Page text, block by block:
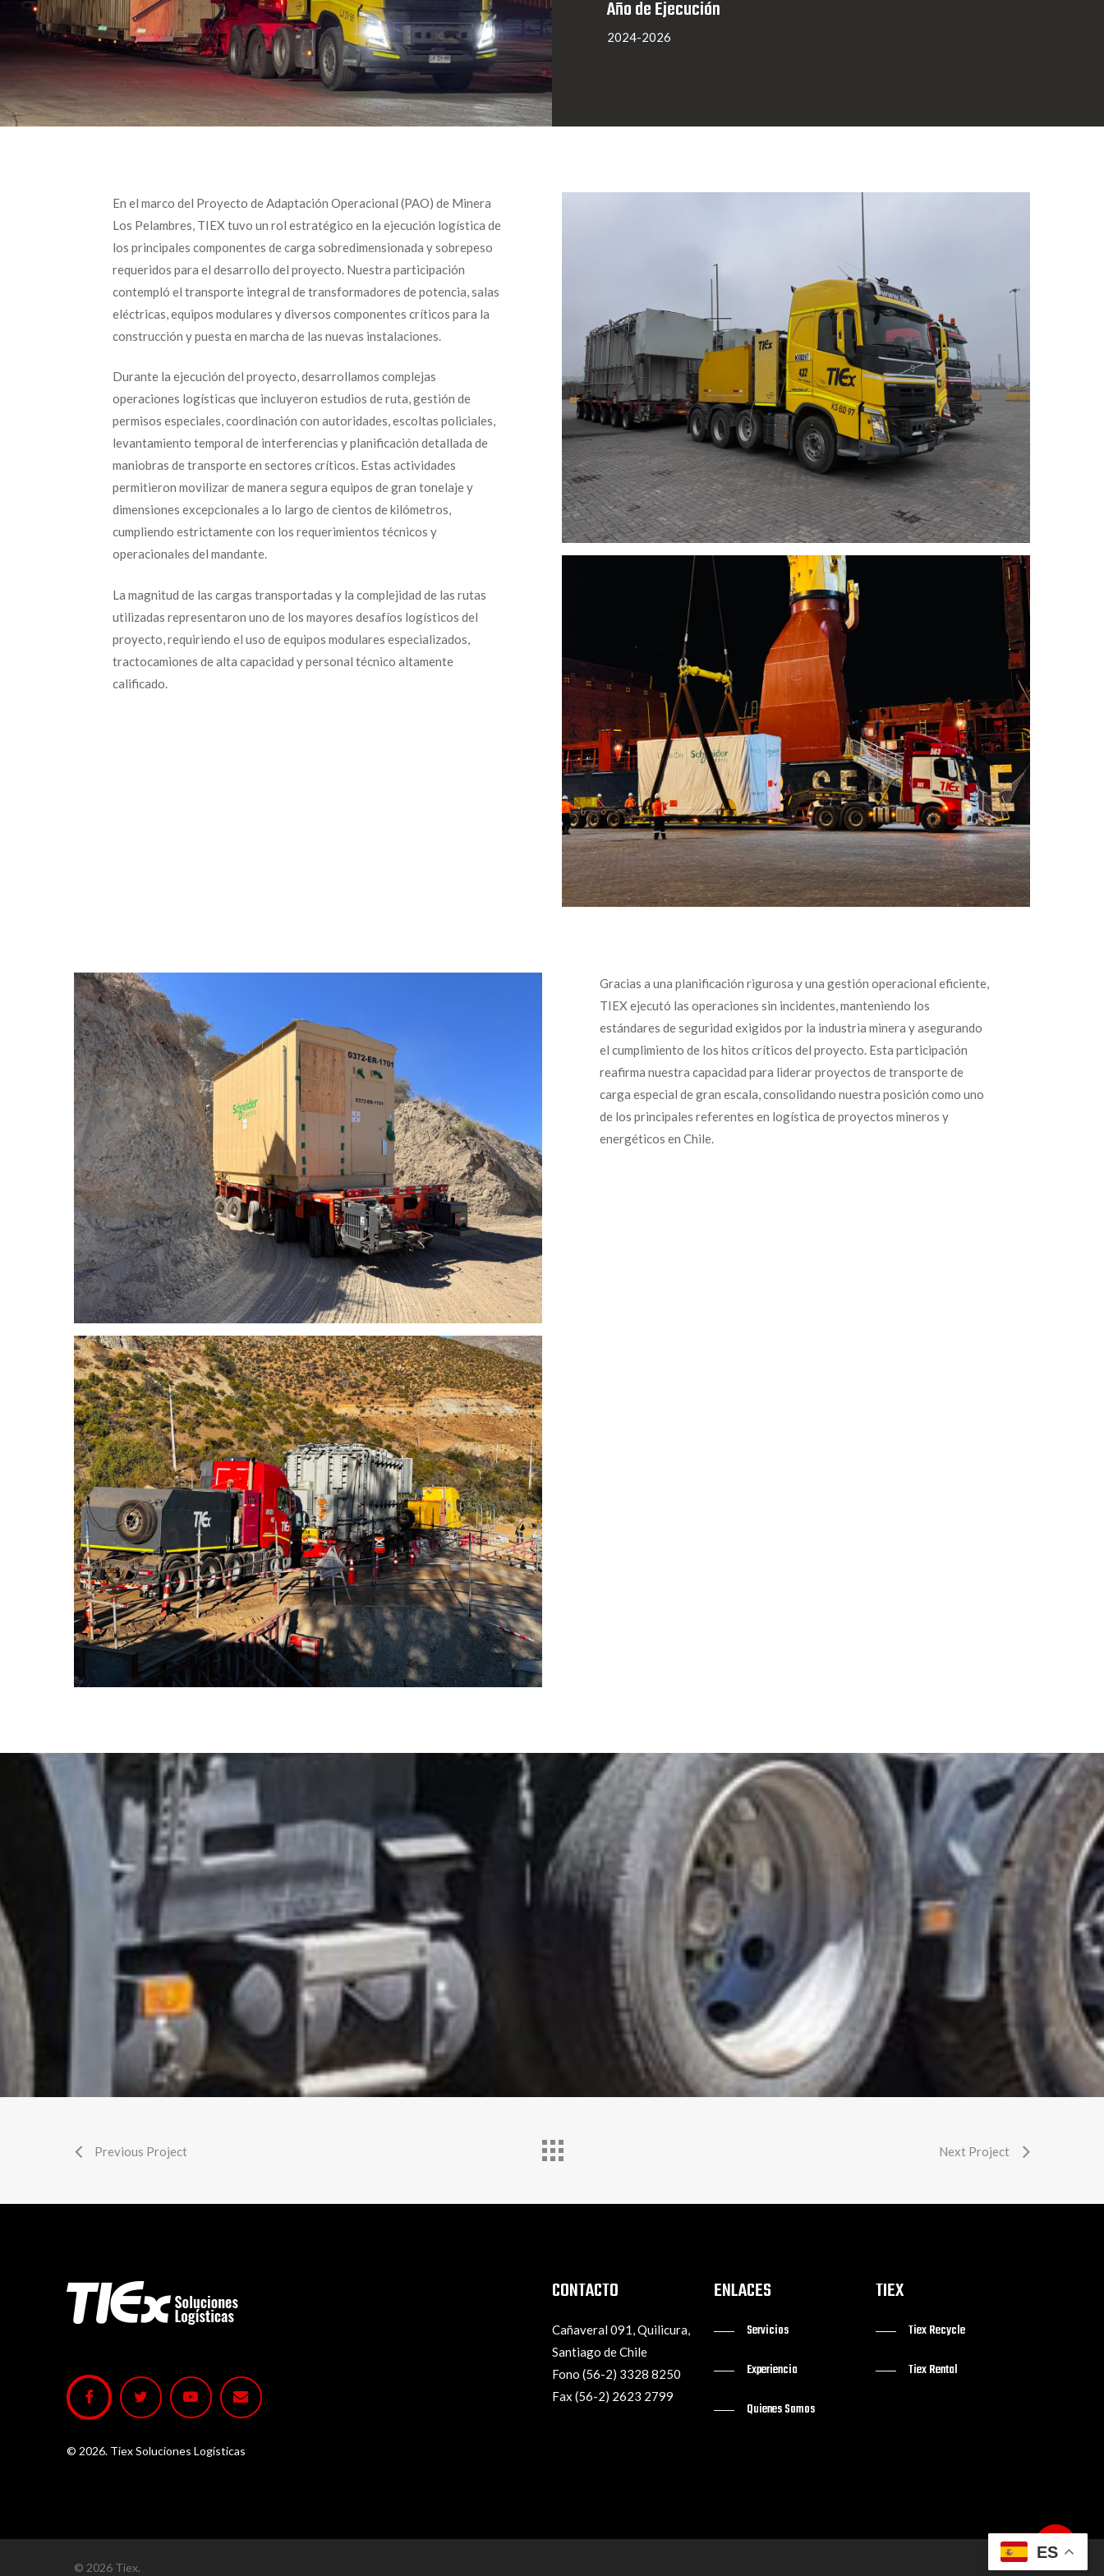
Año de Ejecución
2024-2026
En el marco del Proyecto de Adaptación Operacional (PAO) de Minera
Los Pelambres, TIEX tuvo un rol estratégico en la ejecución logística de
los principales componentes de carga sobredimensionada y sobrepeso
requeridos para el desarrollo del proyecto. Nuestra participación
contempló el transporte integral de transformadores de potencia, salas
eléctricas, equipos modulares y diversos componentes críticos para la
construcción y puesta en marcha de las nuevas instalaciones.
Durante la ejecución del proyecto, desarrollamos complejas
operaciones logísticas que incluyeron estudios de ruta, gestión de
permisos especiales, coordinación con autoridades, escoltas policiales,
levantamiento temporal de interferencias y planificación detallada de
maniobras de transporte en sectores críticos. Estas actividades
permitieron movilizar de manera segura equipos de gran tonelaje y
dimensiones excepcionales a lo largo de cientos de kilómetros,
cumpliendo estrictamente con los requerimientos técnicos y
operacionales del mandante.
La magnitud de las cargas transportadas y la complejidad de las rutas
utilizadas representaron uno de los mayores desafíos logísticos del
proyecto, requiriendo el uso de equipos modulares especializados,
tractocamiones de alta capacidad y personal técnico altamente
calificado.
Gracias a una planificación rigurosa y una gestión operacional eficiente,
TIEX ejecutó las operaciones sin incidentes, manteniendo los
estándares de seguridad exigidos por la industria minera y asegurando
el cumplimiento de los hitos críticos del proyecto. Esta participación
reafirma nuestra capacidad para liderar proyectos de transporte de
carga especial de gran escala, consolidando nuestra posición como uno
de los principales referentes en logística de proyectos mineros y
energéticos en Chile.
Previous Project Next Project
CONTACTO
Cañaveral 091, Quilicura,
Santiago de Chile
Fono (56-2) 3328 8250
Fax (56-2) 2623 2799
ENLACES
Servicios
Experiencia
Quienes Somos
TIEX
Tiex Recycle
Tiex Rental
© 2026. Tiex Soluciones Logísticas
© 2026 Tiex.
ES